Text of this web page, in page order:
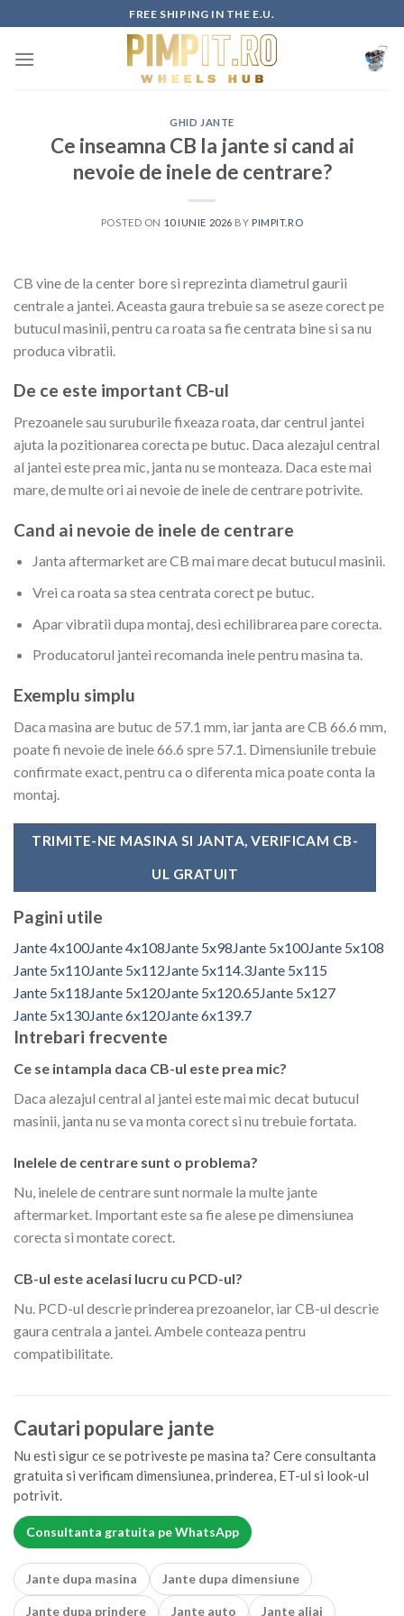
to
content
FREE SHIPING IN THE E.U.
GHID JANTE
Ce inseamna CB la jante si cand ai
nevoie de inele de centrare?
POSTED ON 10 IUNIE 2026 BY PIMPIT.RO
CB vine de la center bore si reprezinta diametrul gaurii
centrale a jantei. Aceasta gaura trebuie sa se aseze corect pe
butucul masinii, pentru ca roata sa fie centrata bine si sa nu
produca vibratii.
De ce este important CB-ul
Prezoanele sau suruburile fixeaza roata, dar centrul jantei
ajuta la pozitionarea corecta pe butuc. Daca alezajul central
al jantei este prea mic, janta nu se monteaza. Daca este mai
mare, de multe ori ai nevoie de inele de centrare potrivite.
Cand ai nevoie de inele de centrare
Janta aftermarket are CB mai mare decat butucul masinii.
Vrei ca roata sa stea centrata corect pe butuc.
Apar vibratii dupa montaj, desi echilibrarea pare corecta.
Producatorul jantei recomanda inele pentru masina ta.
Exemplu simplu
Daca masina are butuc de 57.1 mm, iar janta are CB 66.6 mm,
poate fi nevoie de inele 66.6 spre 57.1. Dimensiunile trebuie
confirmate exact, pentru ca o diferenta mica poate conta la
montaj.
TRIMITE-NE MASINA SI JANTA, VERIFICAM CB-
UL GRATUIT
Pagini utile
Jante 4x100Jante 4x108Jante 5x98Jante 5x100Jante 5x108
Jante 5x110Jante 5x112Jante 5x114.3Jante 5x115
Jante 5x118Jante 5x120Jante 5x120.65Jante 5x127
Jante 5x130Jante 6x120Jante 6x139.7
Intrebari frecvente
Ce se intampla daca CB-ul este prea mic?
Daca alezajul central al jantei este mai mic decat butucul
masinii, janta nu se va monta corect si nu trebuie fortata.
Inelele de centrare sunt o problema?
Nu, inelele de centrare sunt normale la multe jante
aftermarket. Important este sa fie alese pe dimensiunea
corecta si montate corect.
CB-ul este acelasi lucru cu PCD-ul?
Nu. PCD-ul descrie prinderea prezoanelor, iar CB-ul descrie
gaura centrala a jantei. Ambele conteaza pentru
compatibilitate.
Cautari populare jante
Nu esti sigur ce se potriveste pe masina ta? Cere consultanta
gratuita si verificam dimensiunea, prinderea, ET-ul si look-ul
potrivit.
Consultanta gratuita pe WhatsApp
Jante dupa masina Jante dupa dimensiune
Jante dupa prindere Jante auto Jante aliaj